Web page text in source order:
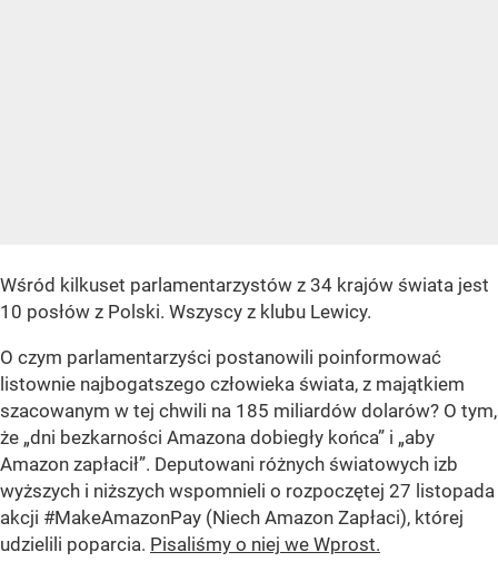
Wśród kilkuset parlamentarzystów z 34 krajów świata jest
10 posłów z Polski. Wszyscy z klubu Lewicy.
O czym parlamentarzyści postanowili poinformować
listownie najbogatszego człowieka świata, z majątkiem
szacowanym w tej chwili na 185 miliardów dolarów? O tym,
że „dni bezkarności Amazona dobiegły końca” i „aby
Amazon zapłacił”. Deputowani różnych światowych izb
wyższych i niższych wspomnieli o rozpoczętej 27 listopada
akcji #MakeAmazonPay (Niech Amazon Zapłaci), której
udzielili poparcia. Pisaliśmy o niej we Wprost.